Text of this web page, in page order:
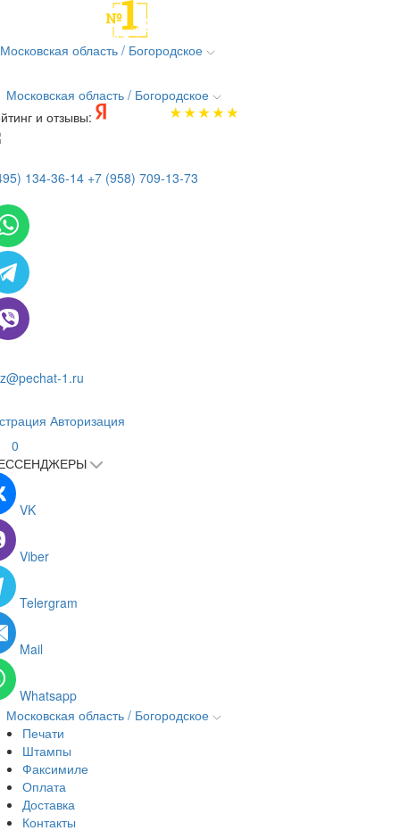
Московская область / Богородское
Московская область / Богородское
и отзывы:
134-36-14 +7 (958) 709-13-73
1.ru
Авторизация
0
VK
Viber
Telergram
Mail
Whatsapp
Московская область / Богородское
Печати
Штампы
Факсимиле
Оплата
Доставка
Контакты